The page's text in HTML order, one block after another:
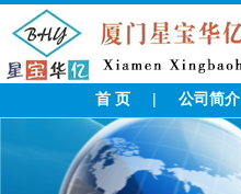
首 页 | 公司简介